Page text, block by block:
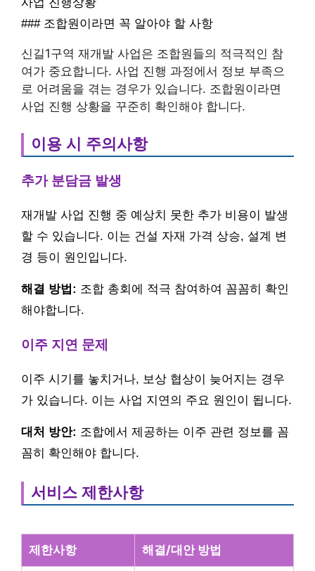
### 조합원이라면 꼭 알아야 할 사항
신길1구역 재개발 사업은 조합원들의 적극적인 참
여가 중요합니다. 사업 진행 과정에서 정보 부족으
로 어려움을 겪는 경우가 있습니다. 조합원이라면
사업 진행 상황을 꾸준히 확인해야 합니다.
이용 시 주의사항
추가 분담금 발생
재개발 사업 진행 중 예상치 못한 추가 비용이 발생
할 수 있습니다. 이는 건설 자재 가격 상승, 설계 변
경 등이 원인입니다.
해결 방법: 조합 총회에 적극 참여하여 꼼꼼히 확인
해야합니다.
이주 지연 문제
이주 시기를 놓치거나, 보상 협상이 늦어지는 경우
가 있습니다. 이는 사업 지연의 주요 원인이 됩니다.
대처 방안: 조합에서 제공하는 이주 관련 정보를 꼼
꼼히 확인해야 합니다.
서비스 제한사항
제한사항 해결/대안 방법